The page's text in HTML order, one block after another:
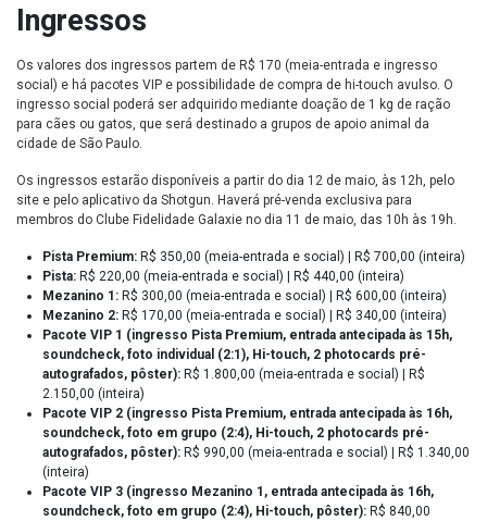
Ingressos
Os valores dos ingressos partem de R$ 170 (meia-entrada e ingresso
social) e há pacotes VIP e possibilidade de compra de hi-touch avulso. O
ingresso social poderá ser adquirido mediante doação de 1 kg de ração
para cães ou gatos, que será destinado a grupos de apoio animal da
cidade de São Paulo.
Os ingressos estarão disponíveis a partir do dia 12 de maio, às 12h, pelo
site e pelo aplicativo da Shotgun. Haverá pré-venda exclusiva para
membros do Clube Fidelidade Galaxie no dia 11 de maio, das 10h às 19h.
Pista Premium: R$ 350,00 (meia-entrada e social) | R$ 700,00 (inteira)
Pista: R$ 220,00 (meia-entrada e social) | R$ 440,00 (inteira)
Mezanino 1: R$ 300,00 (meia-entrada e social) | R$ 600,00 (inteira)
Mezanino 2: R$ 170,00 (meia-entrada e social) | R$ 340,00 (inteira)
Pacote VIP 1 (ingresso Pista Premium, entrada antecipada às 15h,
soundcheck, foto individual (2:1), Hi-touch, 2 photocards pré-
autografados, pôster): R$ 1.800,00 (meia-entrada e social) | R$
2.150,00 (inteira)
Pacote VIP 2 (ingresso Pista Premium, entrada antecipada às 16h,
soundcheck, foto em grupo (2:4), Hi-touch, 2 photocards pré-
autografados, pôster): R$ 990,00 (meia-entrada e social) | R$ 1.340,00
(inteira)
Pacote VIP 3 (ingresso Mezanino 1, entrada antecipada às 16h,
soundcheck, foto em grupo (2:4), Hi-touch, pôster): R$ 840,00